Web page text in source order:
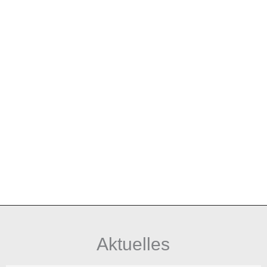
Aktuelles